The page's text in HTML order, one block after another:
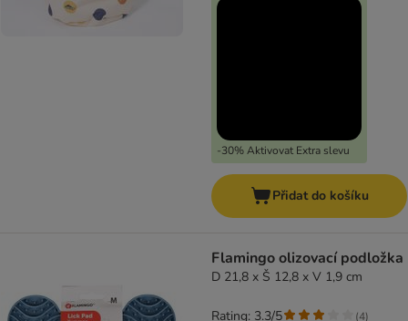
-30% Aktivovat Extra slevu
Přidat do košíku
Flamingo olizovací podložka
D 21,8 x Š 12,8 x V 1,9 cm
Rating: 3.3/5 (4)